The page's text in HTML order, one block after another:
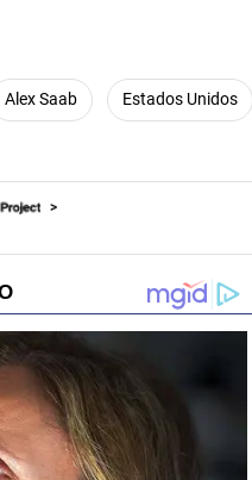
Alex Saab Estados Unidos